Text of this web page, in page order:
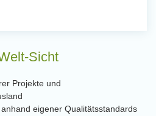
Sicht
Projekte und
eigener Qualitätsstandards